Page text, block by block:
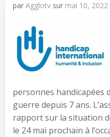
par Agglotv sur mai 10, 2022
personnes handicapées
guerre depuis 7 ans.
rapport sur la situation
le 24 mai prochain à